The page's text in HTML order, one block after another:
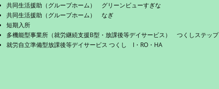
共同生活援助（グループホーム） グリーンビューすぎな
共同生活援助（グループホーム） なぎ
短期入所
多機能型事業所（就労継続支援B型・放課後等デイサービス） つくしステップ
就労自立準備型放課後等デイサービス つくし I・RO・HA